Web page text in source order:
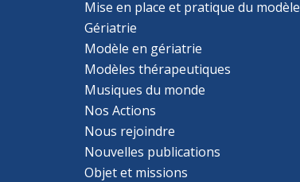
Mise en place et pratique du modèle
Gériatrie
Modèle en gériatrie
Modèles thérapeutiques
Musiques du monde
Nos Actions
Nous rejoindre
Nouvelles publications
Objet et missions